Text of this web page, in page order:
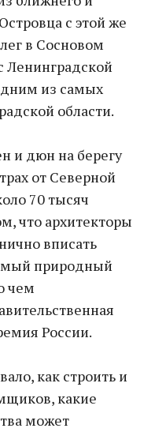
с этой же
в Сосновом
Ленинградской
из самых
области.
и дюн на берегу
от Северной
70 тысяч
что архитекторы
вписать
природный
чем
России.
как строить и
какие
может